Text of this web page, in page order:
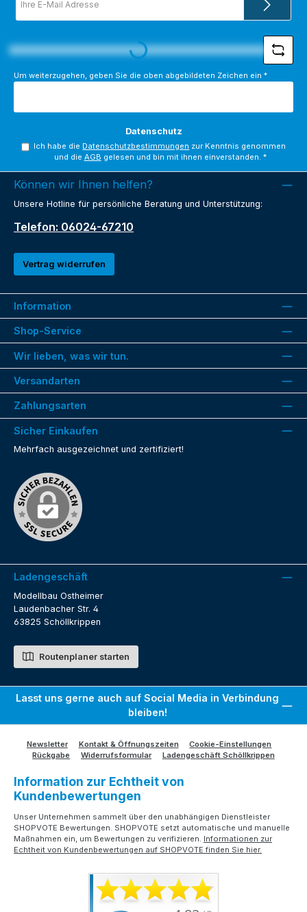
Mail-
Loading...
Um weiterzugehen, geben Sie die oben abgebildeten Zeichen ein *
Datenschutz
Ich habe die Datenschutzbestimmungen zur Kenntnis genommen
und die AGB gelesen und bin mit ihnen einverstanden. *
Können wir Ihnen helfen?
Unsere Hotline für persönliche Beratung und Unterstützung:
Telefon: 06024-67210
Vertrag widerrufen
Information
Shop-Service
Wir lieben, was wir tun.
Versandarten
Zahlungsarten
Sicher Einkaufen
Mehrfach ausgezeichnet und zertifiziert!
Ladengeschäft
Modellbau Ostheimer
Laudenbacher Str. 4
63825 Schöllkrippen
Routenplaner starten
Lasst uns gerne auch auf Social Media in Verbindung
bleiben!
Newsletter Kontakt & Öffnungszeiten
Cookie-Einstellungen
Rückgabe
Widerrufsformular Ladengeschäft Schöllkrippen
Information zur Echtheit von
Kundenbewertungen
Unser Unternehmen sammelt über den unabhängigen Dienstleister
SHOPVOTE Bewertungen. SHOPVOTE setzt automatische und manuelle
Maßnahmen ein, um Bewertungen zu verifizieren. Informationen zur
Echtheit von Kundenbewertungen auf SHOPVOTE finden Sie hier.